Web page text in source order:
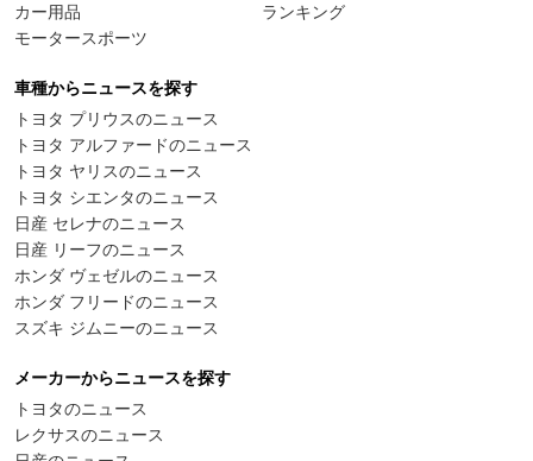
カー用品
モータースポーツ
ランキング
車種からニュースを探す
トヨタ プリウスのニュース
トヨタ アルファードのニュース
トヨタ ヤリスのニュース
トヨタ シエンタのニュース
日産 セレナのニュース
日産 リーフのニュース
ホンダ ヴェゼルのニュース
ホンダ フリードのニュース
スズキ ジムニーのニュース
メーカーからニュースを探す
トヨタのニュース
レクサスのニュース